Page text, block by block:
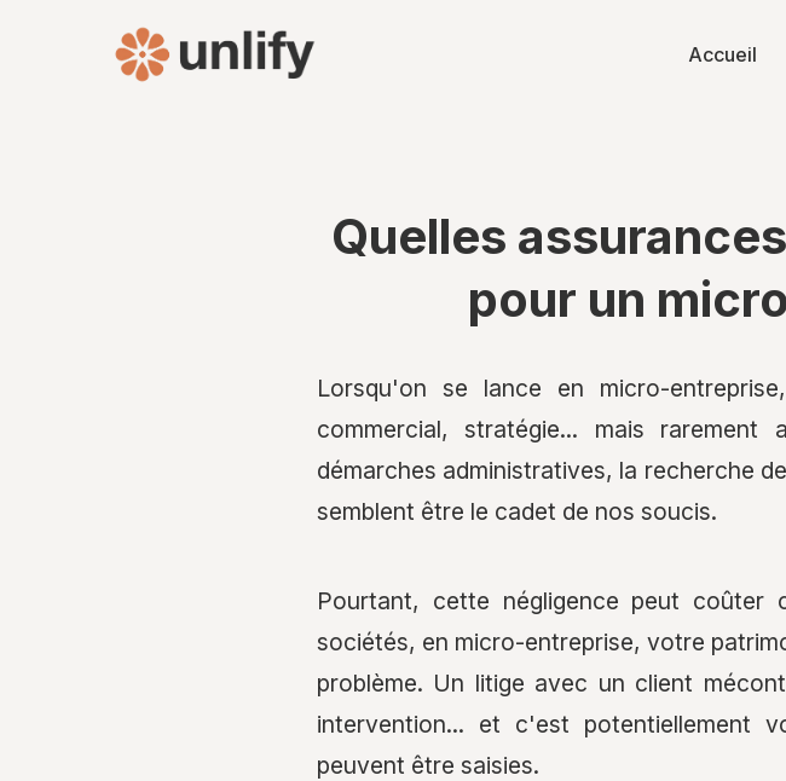
Accueil
Quelles
pour un
Lorsqu'on se lance en micro-
commercial, stratégie... mais
démarches administratives, la recherche
semblent être le cadet de nos soucis.
Pourtant, cette négligence peut coûter
sociétés, en micro-entreprise, votre
problème. Un litige avec un client
intervention... et c'est potentiellement
peuvent être saisies.